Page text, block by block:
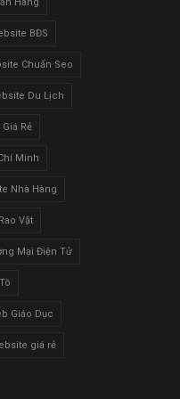
BĐS
Chuẩn Seo
Du Lịch
Rẻ
Minh
Nhà Hàng
Vặt
Mại Điện Tử
Giáo Dục
giá rẻ